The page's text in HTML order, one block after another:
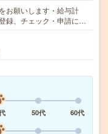
お願いします・給与計
録、チェック・申請に…
50代
60代